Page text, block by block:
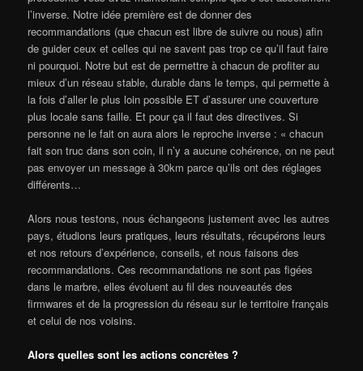
l’inverse. Notre idée première est de donner des
recommandations (que chacun est libre de suivre ou nous) afin
de guider ceux et celles qui ne savent pas trop ce qu’il faut faire
ni pourquoi. Notre but est de permettre à chacun de profiter au
mieux d’un réseau stable, durable dans le temps, qui permette à
la fois d’aller le plus loin possible ET d’assurer une couverture
plus locale sans faille. Et pour ça il faut des directives. Si
personne ne le fait on aura alors le reproche inverse : « chacun
fait son truc dans son coin, il n’y a aucune cohérence, on ne peut
pas envoyer un message à 30km parce qu’ils ont des réglages
différents…
Alors nous testons, nous échangeons justement avec les autres
pays, étudions leurs pratiques, leurs résultats, récupérons leurs
et nos retours d’expérience, conseils, et nous faisons des
recommandations. Ces recommandations ne sont pas figées
dans le marbre, elles évoluent au fil des nouveautés des
firmwares et de la progression du réseau sur le territoire français
et celui de nos voisins.
Alors quelles sont les actions concrètes ?